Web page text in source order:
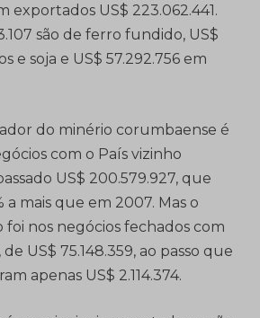
exportados US$ 223.062.441.
são de ferro fundido, US$
e soja e US$ 57.292.756 em
do minério corumbaense é
com o País vizinho
US$ 200.579.927, que
a mais que em 2007. Mas o
nos negócios fechados com
US$ 75.148.359, ao passo que
apenas US$ 2.114.374.